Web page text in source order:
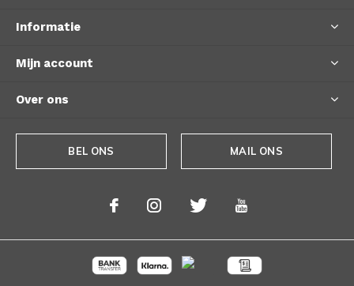
Informatie
Mijn account
Over ons
BEL ONS MAIL ONS